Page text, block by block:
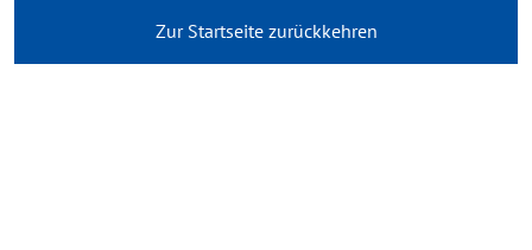
Zur Startseite zurückkehren